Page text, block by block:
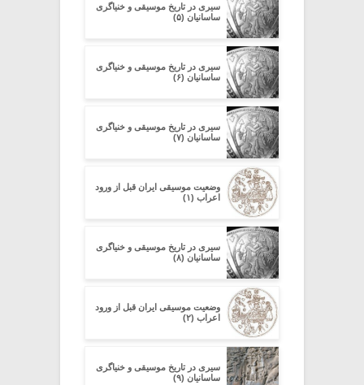
سیری در تاریخ موسیقی و خنیاگری
ساسانیان (۵)
سیری در تاریخ موسیقی و خنیاگری
ساسانیان (۶)
سیری در تاریخ موسیقی و خنیاگری
ساسانیان (۷)
وضعیت موسیقی ایران قبل از ورود
اعراب (۱)
سیری در تاریخ موسیقی و خنیاگری
ساسانیان (۸)
وضعیت موسیقی ایران قبل از ورود
اعراب (۲)
سیری در تاریخ موسیقی و خنیاگری
ساسانیان (۹)